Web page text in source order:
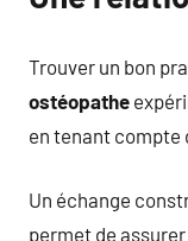
Trouver un bon
ostéopathe
en tenant compte
Un échange
permet de